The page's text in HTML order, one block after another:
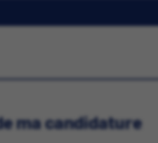
ma candidature